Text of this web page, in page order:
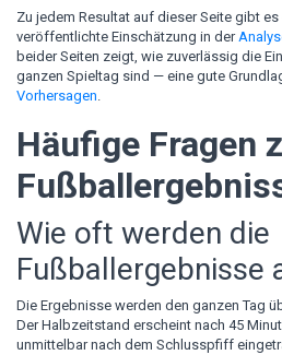
Zu jedem Resultat auf dieser Seite gibt es
veröffentlichte Einschätzung in der
beider Seiten zeigt, wie zuverlässig die
ganzen Spieltag sind — eine gute
Vorhersagen.
Häufige Fragen
Wie oft werden die
Fußballergebnisse
Die Ergebnisse werden den ganzen Tag
Der Halbzeitstand erscheint nach 45
unmittelbar nach dem Schlusspfiff